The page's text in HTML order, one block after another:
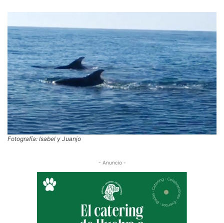
Fotografía: Isabel y Juanjo
- Anuncio -